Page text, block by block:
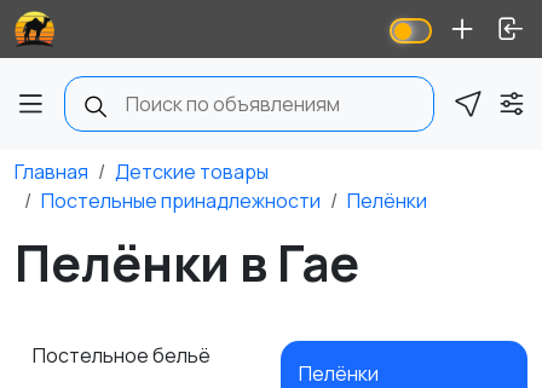
Главная
Детские товары
Постельные принадлежности
Пелёнки
Пелёнки в Гае
Постельное бельё
Пелёнки